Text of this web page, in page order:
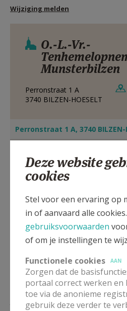
ZOEKEN
MIJN PAROCHIE
AANMELDEN OF
Wijziging melden
O.-L.-Vr.-
Munsterbilzen
Perronstraat 1 A
3740 BILZEN-HOESELT
Perronstraat 1 A, 3740 BILZEN-
9.30 Eucharistie
Deze website
cookies
Stel voor een ervaring op
in of aanvaard alle
gebruiksvoorwaarden
of om je instellingen te
Functionele cookies
AAN
Zorgen dat de
portaal correct werken en
toe via de anonieme
gebruik deze verder te